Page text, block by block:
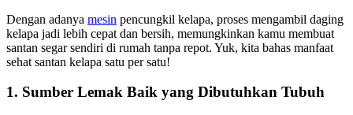
Dengan adanya mesin pencungkil kelapa, proses mengambil daging
kelapa jadi lebih cepat dan bersih, memungkinkan kamu membuat
santan segar sendiri di rumah tanpa repot. Yuk, kita bahas manfaat
sehat santan kelapa satu per satu!
1. Sumber Lemak Baik yang Dibutuhkan Tubuh